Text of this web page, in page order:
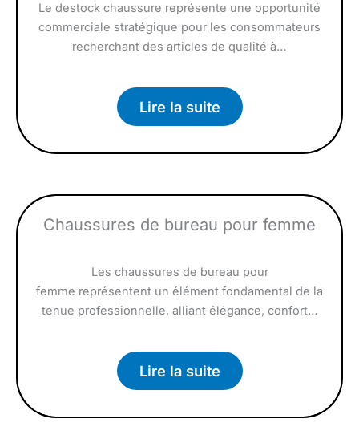
Le destock chaussure représente une opportunité
commerciale stratégique pour les consommateurs
recherchant des articles de qualité à…
Lire la suite
Chaussures de bureau pour femme
Les chaussures de bureau pour
femme représentent un élément fondamental de la
tenue professionnelle, alliant élégance, confort…
Lire la suite